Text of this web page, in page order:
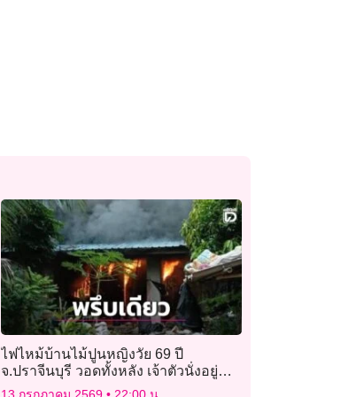
ไฟไหม้บ้านไม้ปูนหญิงวัย 69 ปี
จ.ปราจีนบุรี วอดทั้งหลัง เจ้าตัวนั่งอยู่
หน้าบ้านรอดหวุดหวิด